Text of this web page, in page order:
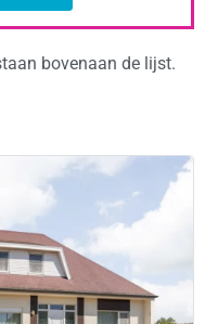
bovenaan de lijst.